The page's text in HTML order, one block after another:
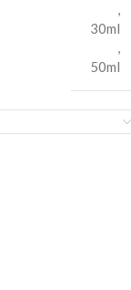
,
30ml
,
50ml